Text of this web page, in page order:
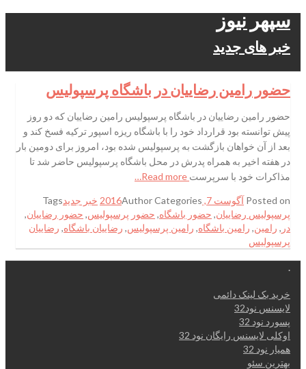
سپهر نیوز
خبر های جدید
حضور رامین رضاییان در باشگاه پرسپولیس
حضور رامین رضاییان در باشگاه پرسپولیس رامین رضاییان که دو روز
پیش توانسته بود قرارداد خود را با باشگاه ریزه اسپور ترکیه فسخ کند و
بعد از آن خواهان بازگشت به پرسپولیس شده بود، امروز برای دومین بار
در هفته اخیر به همراه پدرش در محل باشگاه پرسپولیس حاضر شد تا
مذاکرات خود با سرپرست
Posted on آگوست 7, 2016 AuthorCategories خبر جدیدTags
پرسپولیس رضاییان, حضور باشگاه, حضور پرسپولیس, حضور رضاییان,
در , رامین, رامین باشگاه, رامین پرسپولیس, رضاییان باشگاه, رضاییان
پرسپولیس
.
خرید بک لینک دائمی
لایسنس نود32
پسورد نود 32
اوکلی لایسنس رایگان نود 32
همیار نود 32
بهترین سئو